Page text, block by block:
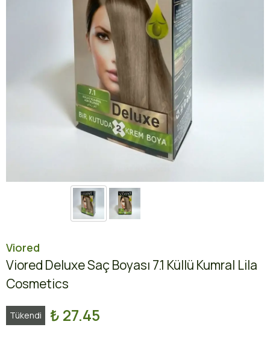
Viored
Viored Deluxe Saç Boyası 7.1 Küllü Kumral Lila
Cosmetics
Tükendi ₺ 27.45